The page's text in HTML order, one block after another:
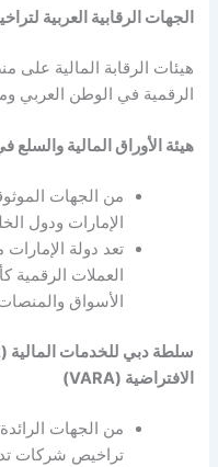
الجهات الرقابية العربية
هيئات الرقابة المالية على
الرقمية في الوطن العربي
هيئة الأوراق المالية والسلع
من الجهات
الإمارات ودول
تعد دولة
العملات الرقمية
الأسواق
الافتراضية (VARA)
من الجهات
تراخيص شركات